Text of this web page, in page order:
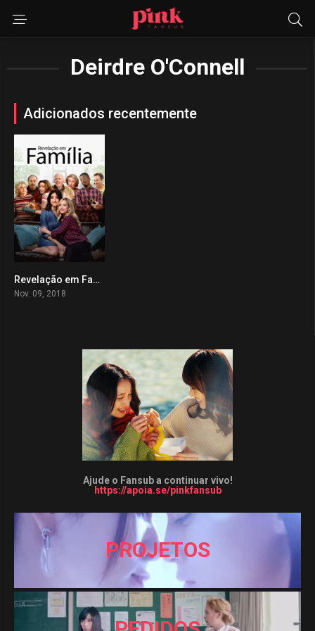
Deirdre O'Connell
Adicionados recentemente
0
Revelação em Família
Nov. 09, 2018
Ajude o Fansub a continuar vivo!
https://apoia.se/pinkfansub
PROJETOS